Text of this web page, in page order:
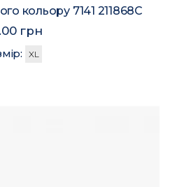
кольору 7141 211868C
грн
XL